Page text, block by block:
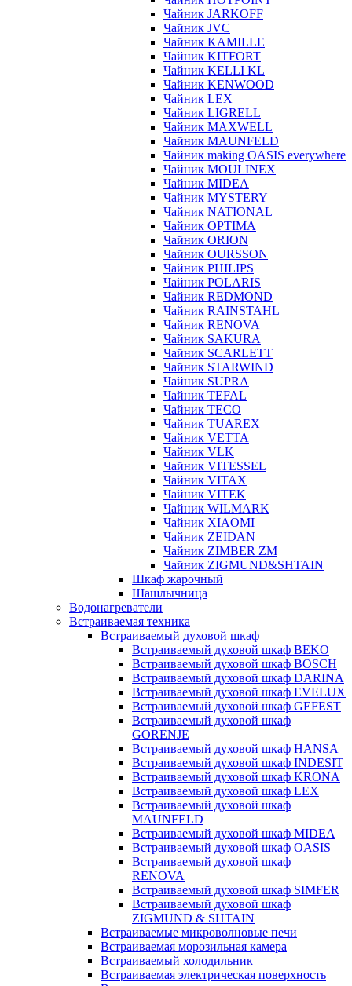
Чайник JARKOFF
Чайник JVC
Чайник KAMILLE
Чайник KITFORT
Чайник KELLI KL
Чайник KENWOOD
Чайник LEX
Чайник LIGRELL
Чайник MAXWELL
Чайник MAUNFELD
Чайник making OASIS everywhere
Чайник MOULINEX
Чайник MIDEA
Чайник MYSTERY
Чайник NATIONAL
Чайник OPTIMA
Чайник ORION
Чайник OURSSON
Чайник PHILIPS
Чайник POLARIS
Чайник REDMOND
Чайник RAINSTAHL
Чайник RENOVA
Чайник SAKURA
Чайник SCARLETT
Чайник STARWIND
Чайник SUPRA
Чайник TEFAL
Чайник TECO
Чайник TUAREX
Чайник VETTA
Чайник VLK
Чайник VITESSEL
Чайник VITAX
Чайник VITEK
Чайник WILMARK
Чайник XIAOMI
Чайник ZEIDAN
Чайник ZIMBER ZM
Чайник ZIGMUND&SHTAIN
Шкаф жарочный
Шашлычница
Водонагреватели
Встраиваемая техника
Встраиваемый духовой шкаф
Встраиваемый духовой шкаф BEKO
Встраиваемый духовой шкаф BOSCH
Встраиваемый духовой шкаф DARINA
Встраиваемый духовой шкаф EVELUX
Встраиваемый духовой шкаф GEFEST
Встраиваемый духовой шкаф
GORENJE
Встраиваемый духовой шкаф HANSA
Встраиваемый духовой шкаф INDESIT
Встраиваемый духовой шкаф KRONA
Встраиваемый духовой шкаф LEX
Встраиваемый духовой шкаф
MAUNFELD
Встраиваемый духовой шкаф MIDEA
Встраиваемый духовой шкаф OASIS
Встраиваемый духовой шкаф
RENOVA
Встраиваемый духовой шкаф SIMFER
Встраиваемый духовой шкаф
ZIGMUND & SHTAIN
Встраиваемые микроволновые печи
Встраиваемая морозильная камера
Встраиваемый холодильник
Встраиваемая электрическая поверхность